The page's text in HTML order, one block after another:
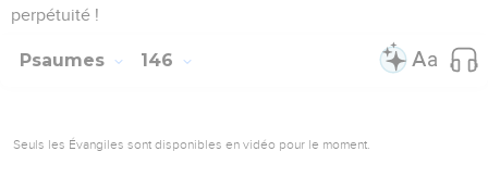
perpétuité !
Psaumes 146
Seuls les Évangiles sont disponibles en vidéo pour le moment.